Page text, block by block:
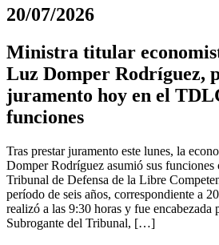
20/07/2026
Ministra titular
Luz Domper Rodríguez,
juramento hoy en el
funciones
Tras prestar juramento este lunes, la
Domper Rodríguez asumió sus
Tribunal de Defensa de la Libre
período de seis años, correspondiente a
realizó a las 9:30 horas y fue encabezada
Subrogante del Tribunal, […]